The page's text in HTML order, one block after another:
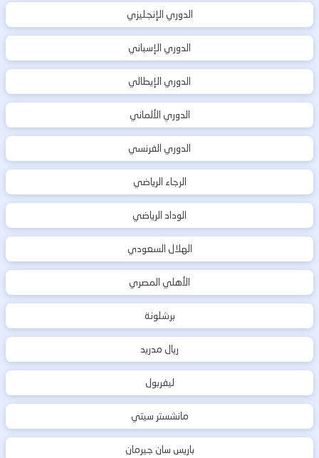
الدوري الإنجليزي
الدوري الإسباني
الدوري الإيطالي
الدوري الألماني
الدوري الفرنسي
الرجاء الرياضي
الوداد الرياضي
الهلال السعودي
الأهلي المصري
برشلونة
ريال مدريد
ليفربول
مانشستر سيتي
باريس سان جيرمان